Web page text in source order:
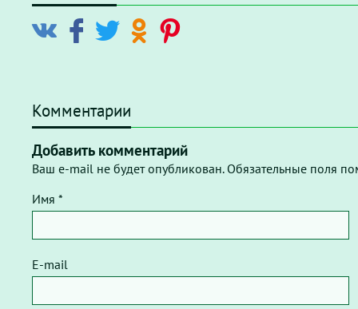
Комментарии
Добавить комментарий
Ваш e-mail не будет опубликован. Обязательные поля
Имя *
E-mail